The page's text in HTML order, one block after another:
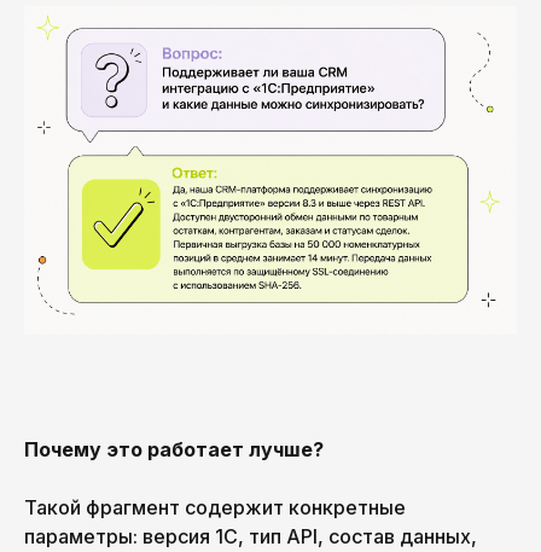
Почему это работает лучше?
Такой фрагмент содержит конкретные
параметры: версия 1С, тип API, состав данных,